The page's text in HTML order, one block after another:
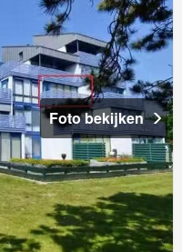
Foto bekijken